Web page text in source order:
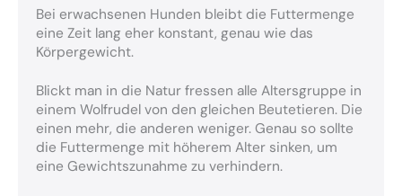
Bei erwachsenen Hunden bleibt die Futtermenge
eine Zeit lang eher konstant, genau wie das
Körpergewicht.
Blickt man in die Natur fressen alle Altersgruppe in
einem Wolfrudel von den gleichen Beutetieren. Die
einen mehr, die anderen weniger. Genau so sollte
die Futtermenge mit höherem Alter sinken, um
eine Gewichtszunahme zu verhindern.